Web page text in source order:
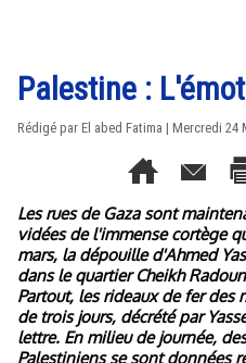
Palestine :
Rédigé par El abed Fatima | Mercredi 24
Les rues de Gaza sont
vidées de l'immense cortège
mars, la dépouille d'Ahmed
dans le quartier Cheikh
Partout, les rideaux de fer des
de trois jours, décrété par
lettre. En milieu de journée,
Palestiniens se sont données